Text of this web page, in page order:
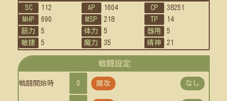
SC 112 AP 1604 CP
38251
MHP
690 MSP 218 TP
14
筋力
5 体力 5 器用
5
敏捷
5 魔力 35 精神 21
戦闘設定
戦闘開始時 0 魔攻 なし